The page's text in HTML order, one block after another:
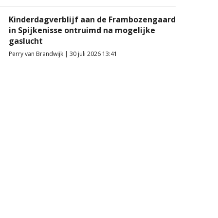
Kinderdagverblijf aan de Frambozengaard
in Spijkenisse ontruimd na mogelijke
gaslucht
Perry van Brandwijk | 30 juli 2026 13:41